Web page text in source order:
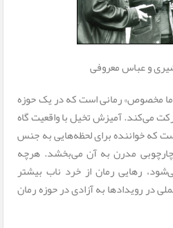
و عباس معروفی
مخصوص» رمانی‌ است که در یک حوزه
می‌کند. آمیزش تخیل با واقعیت گاه
که خواننده برای لحظه‌هایی به جنس
چارچوبی مدرن به آن می‌بخشد. هرچه
رهایی رمان از خرد ناب بیشتر
در رویدادها به آزادی در حوزه رمان